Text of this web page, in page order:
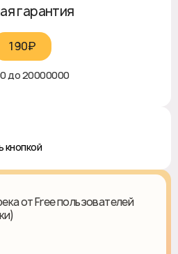
гарантия
190₽‎
до 20000000
кнопкой
от Free пользователей